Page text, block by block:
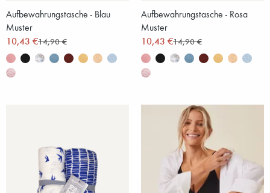
Aufbewahrungstasche - Blau
Muster
10,43 €14,90 €
Aufbewahrungstasche - Rosa
Muster
10,43 €14,90 €